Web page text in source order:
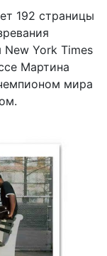
192 страницы
New York Times
Мартина
мира